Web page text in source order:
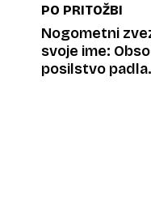
PO PRITOŽBI
Nogometni
svoje ime:
posilstvo